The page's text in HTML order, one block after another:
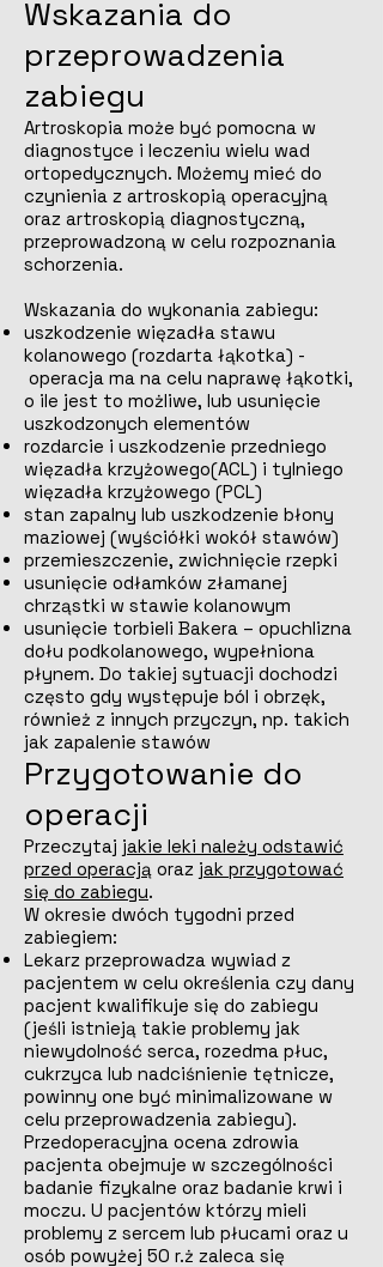
Wskazania do
przeprowadzenia
zabiegu
Artroskopia może być pomocna w
diagnostyce i leczeniu wielu wad
ortopedycznych. Możemy mieć do
czynienia z artroskopią operacyjną
oraz artroskopią diagnostyczną,
przeprowadzoną w celu rozpoznania
schorzenia.
Wskazania do wykonania zabiegu:
uszkodzenie więzadła stawu
kolanowego (rozdarta łąkotka) -
operacja ma na celu naprawę łąkotki,
o ile jest to możliwe, lub usunięcie
uszkodzonych elementów
rozdarcie i uszkodzenie przedniego
więzadła krzyżowego(ACL) i tylniego
więzadła krzyżowego (PCL)
stan zapalny lub uszkodzenie błony
maziowej (wyściółki wokół stawów)
przemieszczenie, zwichnięcie rzepki
usunięcie odłamków złamanej
chrząstki w stawie kolanowym
usunięcie torbieli Bakera – opuchlizna
dołu podkolanowego, wypełniona
płynem. Do takiej sytuacji dochodzi
często gdy występuje ból i obrzęk,
również z innych przyczyn, np. takich
jak zapalenie stawów
Przygotowanie do
operacji
Przeczytaj jakie leki należy odstawić
przed operacją oraz jak przygotować
się do zabiegu.
W okresie dwóch tygodni przed
zabiegiem:
Lekarz przeprowadza wywiad z
pacjentem w celu określenia czy dany
pacjent kwalifikuje się do zabiegu
(jeśli istnieją takie problemy jak
niewydolność serca, rozedma płuc,
cukrzyca lub nadciśnienie tętnicze,
powinny one być minimalizowane w
celu przeprowadzenia zabiegu).
Przedoperacyjna ocena zdrowia
pacjenta obejmuje w szczególności
badanie fizykalne oraz badanie krwi i
moczu. U pacjentów którzy mieli
problemy z sercem lub płucami oraz u
osób powyżej 50 r.ż zaleca się